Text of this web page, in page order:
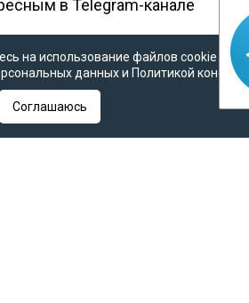
в Telegram-канале
на использование файлов cookie в
данныхи Политикой
Соглашаюсь